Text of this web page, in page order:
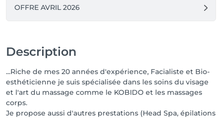
OFFRE AVRIL 2026
Description
...Riche de mes 20 années d'expérience, Facialiste et Bio-
esthéticienne je suis spécialisée dans les soins du visage
et l'art du massage comme le KOBIDO et les massages
corps.
Je propose aussi d'autres prestations (Head Spa, épilations